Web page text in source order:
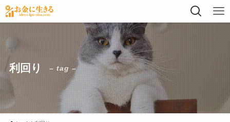
利回り – tag –